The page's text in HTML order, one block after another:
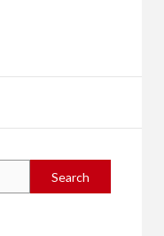
Search